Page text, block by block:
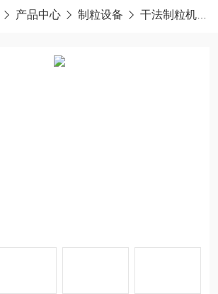
产品中心 制粒设备 干法制粒机